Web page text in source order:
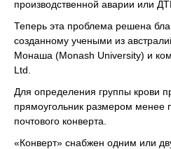
производственной аварии или
Теперь эта проблема решена
созданному учеными из
Монаша (Monash University) и
Ltd.
Для определения группы крови
прямоугольник размером менее
почтового конверта.
«Конверт» снабжен одним или